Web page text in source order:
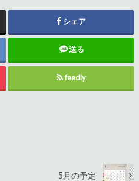
シェア
送る
feedly
5月の予定